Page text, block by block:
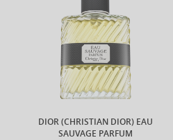
DIOR (CHRISTIAN DIOR) EAU
SAUVAGE PARFUM